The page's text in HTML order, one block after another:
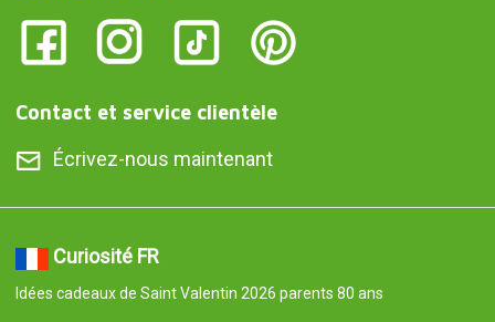
Contact et service clientèle
Écrivez-nous maintenant
Curiosité FR
Idées cadeaux de Saint Valentin 2026 parents 80 ans